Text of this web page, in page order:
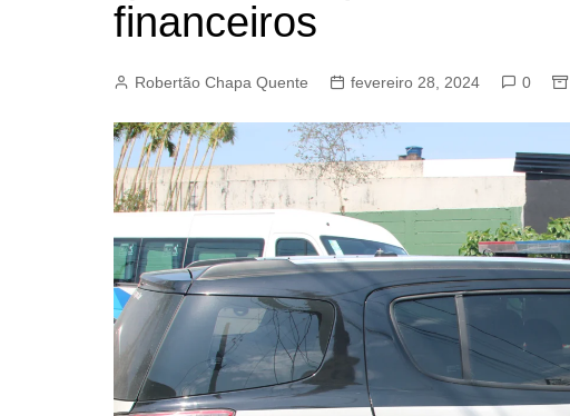
JUNDIAÍ
MOGI GUAÇU
MOGI MIRIM
PAULÍNIA
PEDREIRA
RIBEIRÃO PRETO
financeiros
Robertão Chapa Quente fevereiro 28, 2024 0